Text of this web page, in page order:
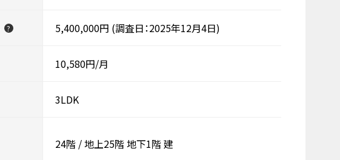
? 5,400,000円 (調査日：2025年12月4日)
10,580円/月
3LDK
24階 /地上25階地下1階建